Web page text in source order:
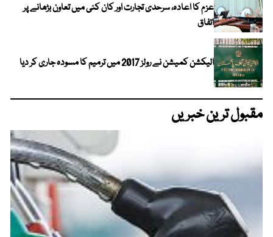
عزم کا اعادہ، سرحدی تجارت اور کان کنی میں تعاون بڑھانے پر
اتفاق
الیکشن کمیشن نے رولز 2017 میں ترمیم کا مسودہ جاری کر دیا
مقبول ترین خبریں